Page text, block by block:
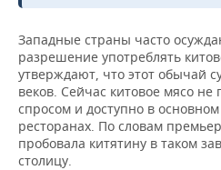
ONLINE-КОНФЕРЕНЦИИ
ОТКРЫТАЯ ЛЕКЦИЯ
ХОККЕЙ
БАСКЕТБОЛ
ВОЛЕЙБОЛ
ВЛАСТЬ
ИНФРАСТРУКТУРА
ИСТОРИЯ
СЮЖЕТЫ
СПРАВОЧНИК
СПИСОК ПЕРСОН
ПОЛНАЯ ВЕРСИЯ
Западные страны часто
разрешение употреблять
утверждают, что этот обычай
веков. Сейчас китовое мясо не
спросом и доступно в
ресторанах. По словам
пробовала китятину в таком
столицу.